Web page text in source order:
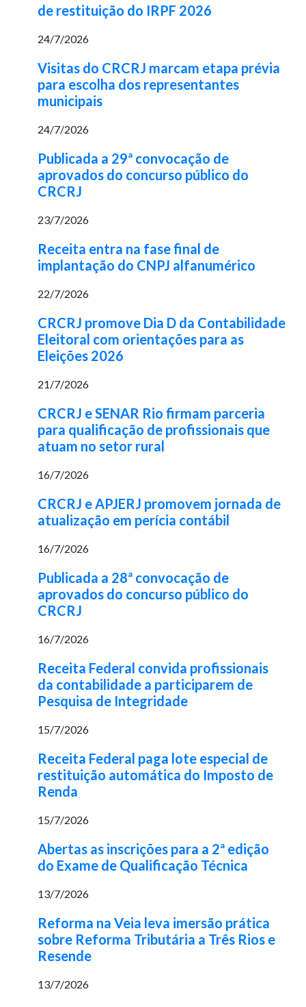
de restituição do IRPF 2026
24/7/2026
Visitas do CRCRJ marcam etapa prévia
para escolha dos representantes
municipais
24/7/2026
Publicada a 29ª convocação de
aprovados do concurso público do
CRCRJ
23/7/2026
Receita entra na fase final de
implantação do CNPJ alfanumérico
22/7/2026
CRCRJ promove Dia D da Contabilidade
Eleitoral com orientações para as
Eleições 2026
21/7/2026
CRCRJ e SENAR Rio firmam parceria
para qualificação de profissionais que
atuam no setor rural
16/7/2026
CRCRJ e APJERJ promovem jornada de
atualização em perícia contábil
16/7/2026
Publicada a 28ª convocação de
aprovados do concurso público do
CRCRJ
16/7/2026
Receita Federal convida profissionais
da contabilidade a participarem de
Pesquisa de Integridade
15/7/2026
Receita Federal paga lote especial de
restituição automática do Imposto de
Renda
15/7/2026
Abertas as inscrições para a 2ª edição
do Exame de Qualificação Técnica
13/7/2026
Reforma na Veia leva imersão prática
sobre Reforma Tributária a Três Rios e
Resende
13/7/2026